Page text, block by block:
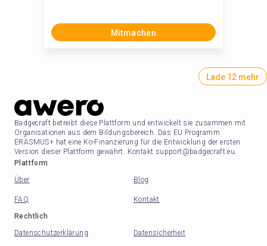
Mitmachen
Lade 12 mehr
Badgecraft betreibt diese Plattform und entwickelt sie zusammen mit
Organisationen aus dem Bildungsbereich. Das EU Programm
ERASMUS+ hat eine Ko-Finanzierung für die Entwicklung der ersten
Version dieser Plattform gewährt. Kontakt support@badgecraft.eu.
Plattform
Über
Blog
FAQ
Kontakt
Rechtlich
Datenschutzerklärung
Datensicherheit